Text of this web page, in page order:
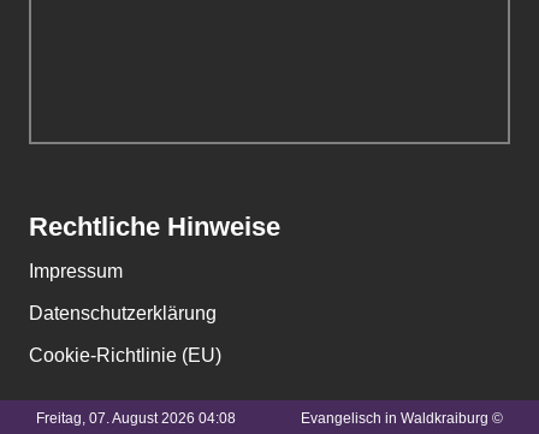
Rechtliche Hinweise
Impressum
Datenschutzerklärung
Cookie-Richtlinie (EU)
Freitag, 07. August 2026 04:08 Evangelisch in Waldkraiburg ©